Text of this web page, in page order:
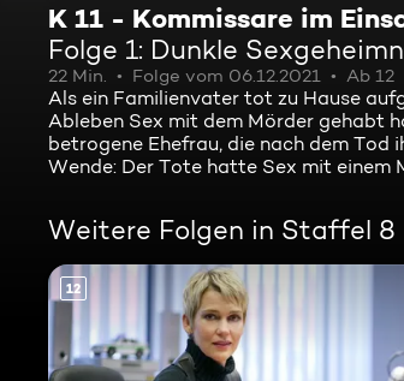
K 11 - Kommissare im
Folge 1: Dunkle
22 Min. Folge vom 06.12.2021 Ab 12
Als ein Familienvater tot zu Hause
Ableben Sex mit dem Mörder gehabt
betrogene Ehefrau, die nach dem Tod
Wende: Der Tote hatte Sex mit einem
Weitere Folgen in Staffel 8
12